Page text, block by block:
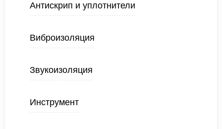
Антискрип и уплотнители
Виброизоляция
Звукоизоляция
Инструмент